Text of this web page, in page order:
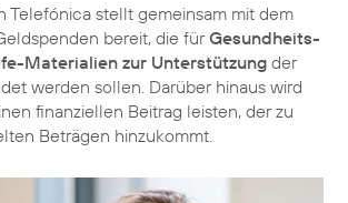
Telefónica stellt gemeinsam mit dem
bereit, die fürGesundheits-
Materialien zur Unterstützung der
werden sollen. Darüber hinaus wird
finanziellen Beitrag leisten, der zu
Beträgen hinzukommt.